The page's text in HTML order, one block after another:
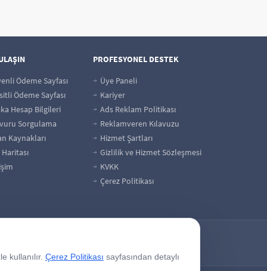
Ödeme Sayfası
Ödeme Sayfası
Hesap Bilgileri
Sorgulama
Kaynakları
PROFESYONEL DESTEK
Üye Paneli
Kariyer
Ads Reklam Politikası
Reklamveren Kılavuzu
Hizmet Şartları
Gizlilik ve Hizmet Sözleşmesi
KVKK
Çerez Politikası
kullanılır. Çerez Politikası sayfasından detaylı